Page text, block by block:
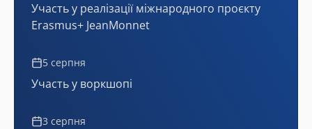
Участь у реалізації міжнародного проєкту
Erasmus+ JeanMonnet
5 серпня
Участь у воркшопі
3 серпня